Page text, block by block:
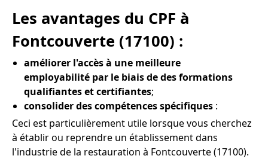
Les avantages du CPF à
Fontcouverte (17100) :
améliorer l'accès à une meilleure
employabilité par le biais de des formations
qualifiantes et certifiantes;
consolider des compétences spécifiques :
Ceci est particulièrement utile lorsque vous cherchez
à établir ou reprendre un établissement dans
l'industrie de la restauration à Fontcouverte (17100).